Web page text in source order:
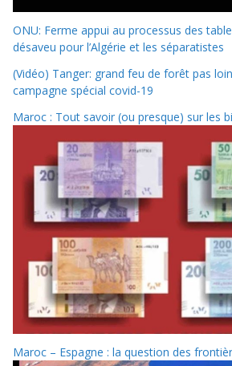
ONU: Ferme appui au processus des
désaveu pour l’Algérie et les séparatistes
(Vidéo) Tanger: grand feu de forêt pas
campagne spécial covid-19
Maroc : Tout savoir (ou presque) sur les
Maroc – Espagne : la question des